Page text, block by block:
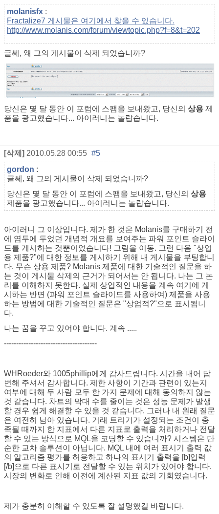
molanisfx :
Fractalize7 게시물은 여기에서 찾을 수 있습니다.
http://www.molanis.com/forum/viewtopic.php?f=8&t=202
글쎄, 왜 그의 게시물이 삭제 되었습니까?
당신은 몇 달 동안 이 포럼에 스팸을 보내왔고, 당신의 상용 제
품을 광고했습니다... 아이러니는 놀랍습니다.
[삭제] 2010.05.28 00:55 #5
gordon :
글쎄, 왜 그의 게시물이 삭제 되었습니까?
당신은 몇 달 동안 이 포럼에 스팸을 보내왔고, 당신의 상용
제품을 광고했습니다... 아이러니는 놀랍습니다.
아이러니 그 이상입니다. 제가 한 것은 Molanis를 구매하기 전
에 염두에 두었던 개념적 개요를 보여주는 파워 포인트 슬라이
드를 게시하는 것뿐이었습니다! 그림을 이동. 그런 다음 "상업
용 제품?"에 대한 정보를 게시하기 위해 내 게시물을 부팅합니
다. 무슨 상용 제품? Molanis 제품에 대한 기술적인 질문을 하
는 것이 게시물 삭제의 근거가 되어서는 안 됩니다. 나는 그 논
리를 이해하지 못한다. 실제 상업적인 내용을 계속 여기에 게
시하는 반면 (파워 포인트 슬라이드를 사용하여) 제품을 사용
하는 방법에 대한 기술적인 질문은 "상업적?"으로 표시됩니
다.
나는 꿈을 꾸고 있어야 합니다. 계속 .....
--------------------------------------
WHRoeder와 1005phillip에게 감사드립니다. 시간을 내어 답
변해 주셔서 감사합니다. 제한 사항이 기간과 관련이 있는지
여부에 대해 두 사람 모두 한 가지 문제에 대해 동의하지 않는
것 같습니다. 차트의 막대 수를 줄이는 것은 성능 문제가 발생
할 경우 쉽게 해결할 수 있을 것 같습니다. 그러나 내 원래 질문
은 여전히 남아 있습니다. 거래 트리거가 설정되는 조건이 충
족될 때까지 한 지표에서 다른 지표로 출력을 처리하거나 전달
할 수 있는 방식으로 MQL을 코딩할 수 있습니까? 시스템은 단
순한 교차 솔루션이 아닙니다. MQL 내에 여러 표시기 출력 값
의 알고리즘 평가를 허용하고 하나의 표시기 출력을 [b]입력
[/b]으로 다른 표시기로 전달할 수 있는 위치가 있어야 합니다.
시장의 변화로 인해 이전에 계산된 지표 값의 기회였습니다.
제가 충분히 이해할 수 있도록 잘 설명했길 바랍니다.